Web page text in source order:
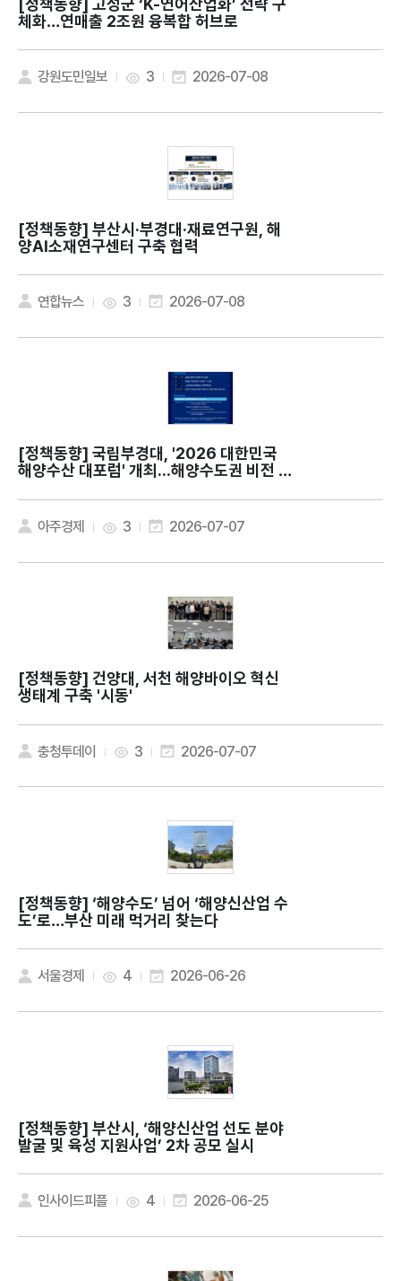
[정책동향]
체화…연매출 2조원 융복합 허브로
강원도민일보 3 2026-07-08
[정책동향]
양AI소재연구센터 구축 협력
연합뉴스 3 2026-07-08
[정책동향]
해양수산 대포럼' 개최...해양수도권 비전 제
아주경제 3 2026-07-07
[정책동향]
생태계 구축 '시동'
충청투데이 3 2026-07-07
[정책동향]
도’로…부산 미래 먹거리 찾는다
서울경제 4 2026-06-26
[정책동향]
발굴 및 육성 지원사업’ 2차 공모 실시
인사이드피플 4 2026-06-25